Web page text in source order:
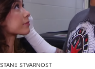
STVARNOST